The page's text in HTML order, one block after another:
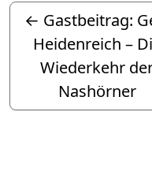
← Gastbeitrag:
Heidenreich –
Wiederkehr
Nashörner